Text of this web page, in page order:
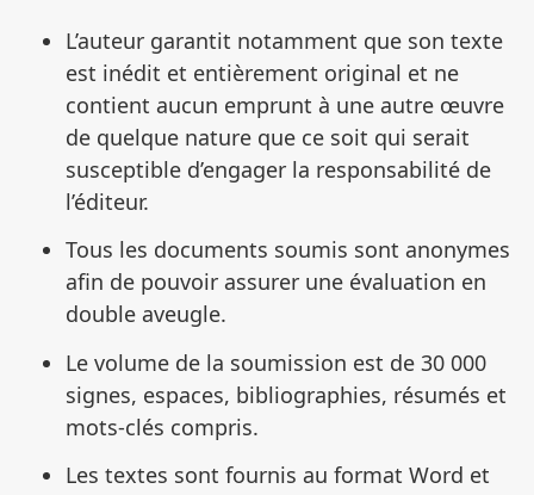
L’auteur garantit notamment que son texte
est inédit et entièrement original et ne
contient aucun emprunt à une autre œuvre
de quelque nature que ce soit qui serait
susceptible d’engager la responsabilité de
l’éditeur.
Tous les documents soumis sont anonymes
afin de pouvoir assurer une évaluation en
double aveugle.
Le volume de la soumission est de 30 000
signes, espaces, bibliographies, résumés et
mots-clés compris.
Les textes sont fournis au format Word et